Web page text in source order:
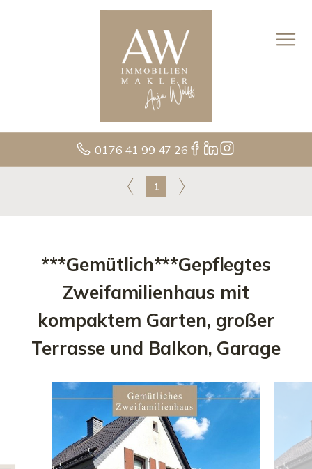
0176 41 99 47 26
1
***Gemütlich***Gepflegtes
Zweifamilienhaus mit
kompaktem Garten, großer
Terrasse und Balkon, Garage